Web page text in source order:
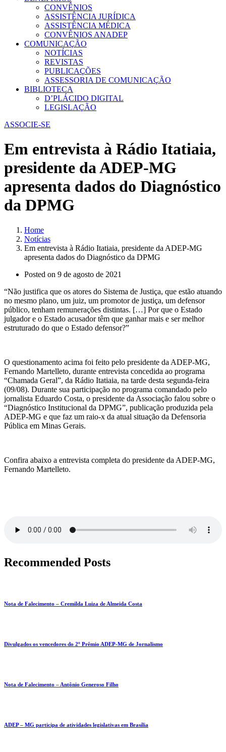
CONVÊNIOS
ASSISTÊNCIA JURÍDICA
ASSISTÊNCIA MÉDICA
CONVÊNIOS ANADEP
COMUNICAÇÃO
NOTÍCIAS
REVISTAS
PUBLICAÇÕES
ASSESSORIA DE COMUNICAÇÃO
BIBLIOTECA
D’PLÁCIDO DIGITAL
LEGISLAÇÃO
ASSOCIE-SE
Em entrevista à Rádio Itatiaia,
presidente da ADEP-MG
apresenta dados do Diagnóstico
da DPMG
Home
Notícias
Em entrevista à Rádio Itatiaia, presidente da ADEP-MG
apresenta dados do Diagnóstico da DPMG
Posted on 9 de agosto de 2021
“Não justifica que os atores do Sistema de Justiça, que estão atuando
no mesmo plano, um juiz, um promotor de justiça, um defensor
público, tenham remunerações distintas. […] Por que o Estado
julgador e o Estado acusador têm que ganhar mais e ser melhor
estruturado do que o Estado defensor?”
O questionamento acima foi feito pelo presidente da ADEP-MG,
Fernando Martelleto, durante entrevista concedida ao programa
“Chamada Geral”, da Rádio Itatiaia, na tarde desta segunda-feira
(09/08). Durante sua participação no programa comandado pelo
jornalista Eduardo Costa, o presidente da Associação falou sobre o
“Diagnóstico Institucional da DPMG”, publicação produzida pela
ADEP-MG e que faz um raio-x da atual situação da Defensoria
Pública em Minas Gerais.
Confira abaixo a entrevista completa do presidente da ADEP-MG,
Fernando Martelleto.
Recommended Posts
Nota de Falecimento – Cremilda Luiza de Almeida Costa
Divulgados os vencedores do 2º Prêmio ADEP-MG de Jornalismo
Nota de Falecimento – Antônio Generoso Filho
ADEP – MG participa de atividades legislativas em Brasília